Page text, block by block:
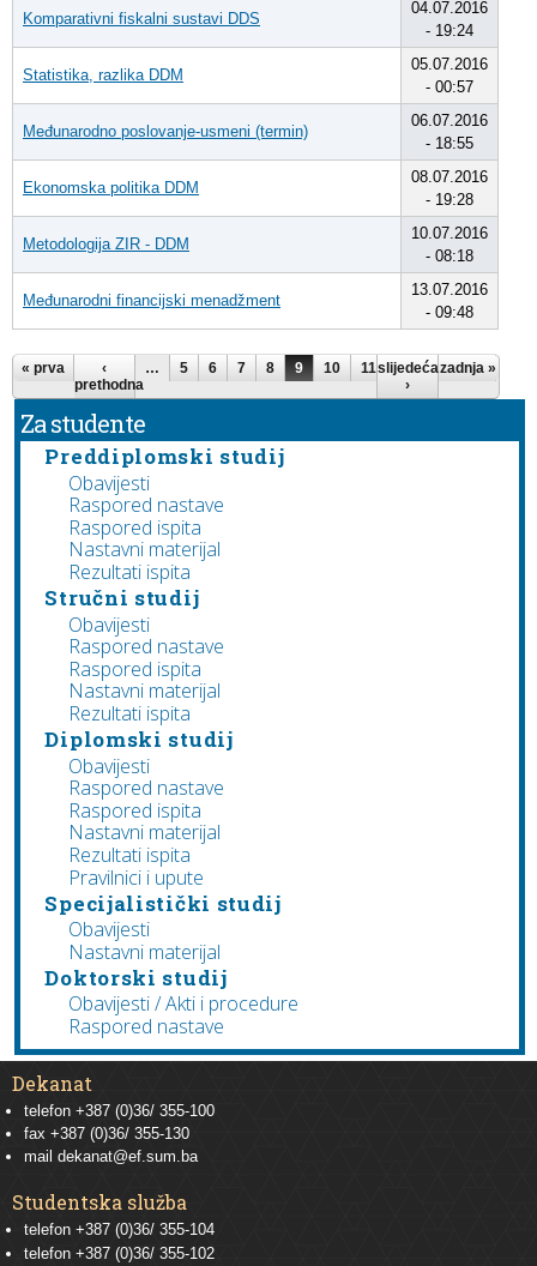
Komparativni fiskalni sustavi DDS
04.07.2016
- 19:24
Statistika, razlika DDM
05.07.2016
- 00:57
Međunarodno poslovanje-usmeni (termin)
06.07.2016
- 18:55
Ekonomska politika DDM
08.07.2016
- 19:28
Metodologija ZIR - DDM
10.07.2016
- 08:18
Međunarodni financijski menadžment
13.07.2016
- 09:48
Stranice
« prva
‹
prethodna
… 5 6 7 8 9 10 11 12 13 …
slijedeća
›
zadnja »
Za studente
Preddiplomski studij
Obavijesti
Raspored nastave
Raspored ispita
Nastavni materijal
Rezultati ispita
Stručni studij
Obavijesti
Raspored nastave
Raspored ispita
Nastavni materijal
Rezultati ispita
Diplomski studij
Obavijesti
Raspored nastave
Raspored ispita
Nastavni materijal
Rezultati ispita
Pravilnici i upute
Specijalistički studij
Obavijesti
Nastavni materijal
Doktorski studij
Obavijesti / Akti i procedure
Raspored nastave
Dekanat
telefon +387 (0)36/ 355-100
fax +387 (0)36/ 355-130
mail dekanat@ef.sum.ba
Studentska služba
telefon +387 (0)36/ 355-104
telefon +387 (0)36/ 355-102